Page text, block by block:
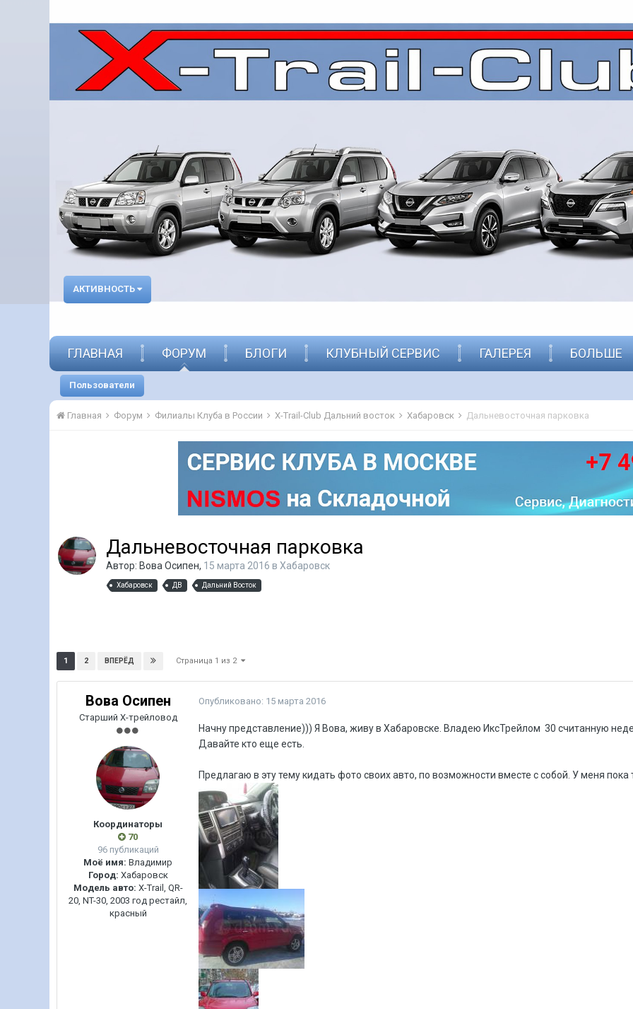
АКТИВНОСТЬ
ГЛАВНАЯ ФОРУМ
Пользователи
БЛОГИ КЛУБНЫЙ СЕРВИС ГАЛЕРЕЯ БОЛЬШЕ
Главная Форум Филиалы Клуба в России X-Trail-Club Дальний восток Хабаровск Дальневосточная парковка
Дальневосточная парковка
Автор: Вова Осипен, 15 марта 2016 в Хабаровск
Хабаровск ДВ Дальний Восток
1 2 ВПЕРЁД Страница 1 из 2
Вова Осипен
Старший Х-трейловод
Координаторы
70
96 публикаций
Моё имя: Владимир
Город: Хабаровск
Модель авто: X-Trail, QR-
20, NT-30, 2003 год рестайл,
красный
Опубликовано: 15 марта 2016
Начну представление))) Я Вова, живу в Хабаровске. Владею ИксТрейлом 30 считанную
Давайте кто еще есть.
Предлагаю в эту тему кидать фото своих авто, по возможности вместе с собой. У меня